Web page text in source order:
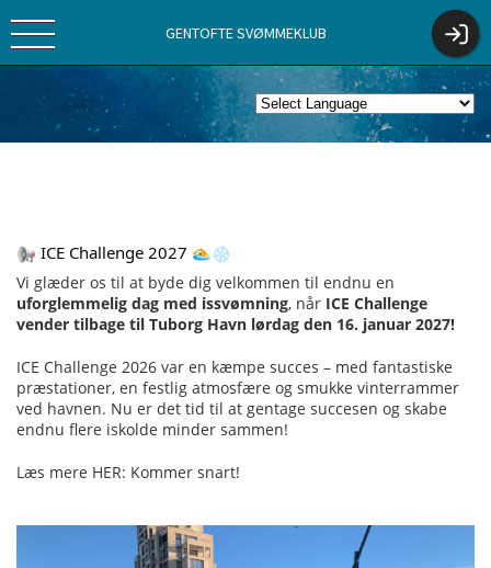
GENTOFTE SVØMMEKLUB
ICE Challenge 2027
Vi glæder os til at byde dig velkommen til endnu en
uforglemmelig dag med issvømning, når ICE Challenge
vender tilbage til Tuborg Havn lørdag den 16. januar 2027!
ICE Challenge 2026 var en kæmpe succes – med fantastiske
præstationer, en festlig atmosfære og smukke vinterrammer
ved havnen. Nu er det tid til at gentage succesen og skabe
endnu flere iskolde minder sammen!
Læs mere HER: Kommer snart!